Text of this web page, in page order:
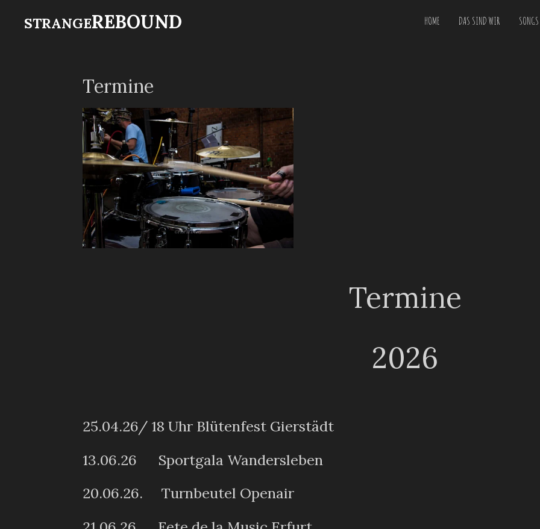
Hauptinhalt
STRANGEREBOUND HOME DAS SIND WIR SONGS
Termine
Termine
2026
25.04.26/ 18 Uhr Blütenfest Gierstädt
13.06.26 Sportgala Wandersleben
20.06.26. Turnbeutel Openair